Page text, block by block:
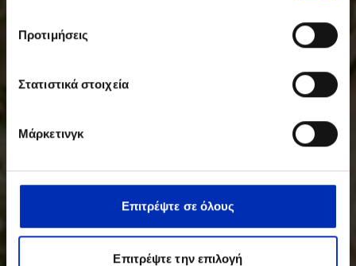
Προτιμήσεις
Στατιστικά στοιχεία
Μάρκετινγκ
Επιτρέψτε σε όλους
Επιτρέψτε την επιλογή